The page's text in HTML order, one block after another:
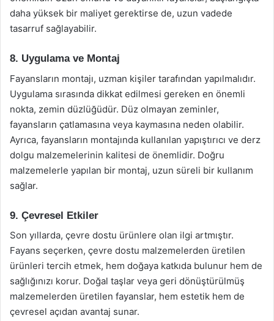
daha yüksek bir maliyet gerektirse de, uzun vadede
tasarruf sağlayabilir.
8. Uygulama ve Montaj
Fayansların montajı, uzman kişiler tarafından yapılmalıdır.
Uygulama sırasında dikkat edilmesi gereken en önemli
nokta, zemin düzlüğüdür. Düz olmayan zeminler,
fayansların çatlamasına veya kaymasına neden olabilir.
Ayrıca, fayansların montajında kullanılan yapıştırıcı ve derz
dolgu malzemelerinin kalitesi de önemlidir. Doğru
malzemelerle yapılan bir montaj, uzun süreli bir kullanım
sağlar.
9. Çevresel Etkiler
Son yıllarda, çevre dostu ürünlere olan ilgi artmıştır.
Fayans seçerken, çevre dostu malzemelerden üretilen
ürünleri tercih etmek, hem doğaya katkıda bulunur hem de
sağlığınızı korur. Doğal taşlar veya geri dönüştürülmüş
malzemelerden üretilen fayanslar, hem estetik hem de
çevresel açıdan avantaj sunar.